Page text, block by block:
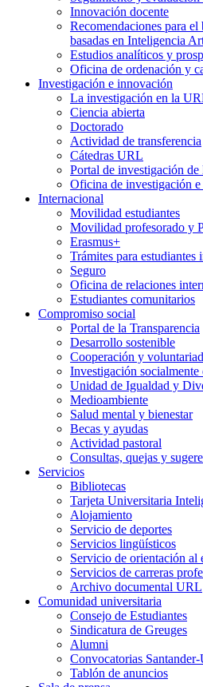
Innovación docente
Recomendaciones para el
basadas en Inteligencia
Estudios analíticos y
Oficina de ordenación y
Investigación e innovación
La investigación en la
Ciencia abierta
Doctorado
Actividad de transferencia
Cátedras URL
Portal de investigación
Oficina de investigación
Internacional
Movilidad estudiantes
Movilidad profesorado y
Erasmus+
Trámites para estudiantes
Seguro
Oficina de relaciones
Estudiantes comunitarios
Compromiso social
Portal de la Transparencia
Desarrollo sostenible
Cooperación y
Investigación socialmente
Unidad de Igualdad y
Medioambiente
Salud mental y bienestar
Becas y ayudas
Actividad pastoral
Consultas, quejas y
Servicios
Bibliotecas
Tarjeta Universitaria
Alojamiento
Servicio de deportes
Servicios lingüísticos
Servicio de orientación al
Servicios de carreras
Archivo documental URL
Comunidad universitaria
Consejo de Estudiantes
Sindicatura de Greuges
Alumni
Convocatorias
Tablón de anuncios